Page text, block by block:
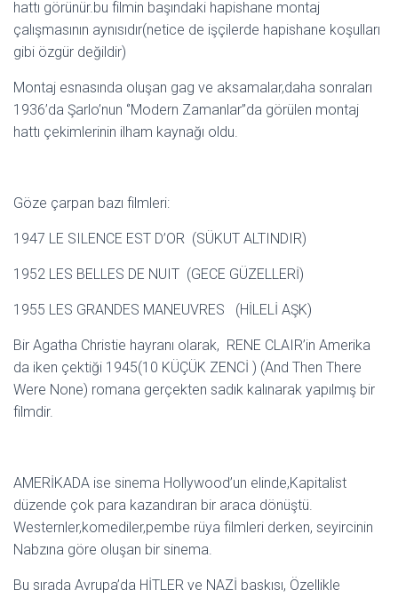
hattı görünür.bu filmin başındaki hapishane montaj
çalışmasının aynısıdır(netice de işçilerde hapishane koşulları
gibi özgür değildir)
Montaj esnasında oluşan gag ve aksamalar,daha sonraları
1936’da Şarlo’nun ‘’Modern Zamanlar’’da görülen montaj
hattı çekimlerinin ilham kaynağı oldu.
Göze çarpan bazı filmleri:
1947 LE SILENCE EST D’OR (SÜKUT ALTINDIR)
1952 LES BELLES DE NUIT (GECE GÜZELLERİ)
1955 LES GRANDES MANEUVRES (HİLELİ AŞK)
Bir Agatha Christie hayranı olarak, RENE CLAIR’in Amerika
da iken çektiği 1945(10 KÜÇÜK ZENCİ ) (And Then There
Were None) romana gerçekten sadık kalınarak yapılmış bir
filmdir.
AMERİKADA ise sinema Hollywood’un elinde,Kapitalist
düzende çok para kazandıran bir araca dönüştü.
Westernler,komediler,pembe rüya filmleri derken, seyircinin
Nabzına göre oluşan bir sinema.
Bu sırada Avrupa’da HİTLER ve NAZİ baskısı, Özellikle